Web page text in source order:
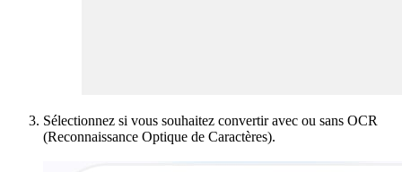
Sélectionnez si vous souhaitez convertir avec ou sans OCR
(Reconnaissance Optique de Caractères).